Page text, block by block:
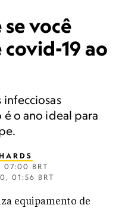
você
19 ao
infecciosas
o ano ideal para
07:00 BRT
01:56 BRT